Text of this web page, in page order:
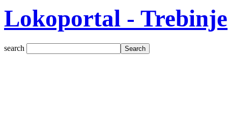
Lokoportal - Trebinje
search